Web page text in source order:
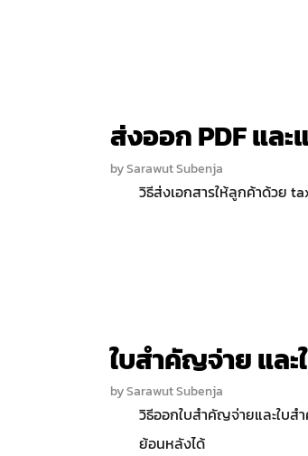
ส่งออก PDF และ
bySarawut Subenja
วิธีส่งเอกสารให้ลูกค้าด้วย
ใบสำคัญจ่าย แล
bySarawut Subenja
วิธีออกใบสำคัญจ่ายและใบส
ย้อนหลังได้